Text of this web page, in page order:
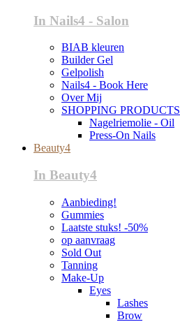
In Nails4 - Salon
BIAB kleuren
Builder Gel
Gelpolish
Nails4 - Book Here
Over Mij
SHOPPING PRODUCTS
Nagelriemolie - Oil
Press-On Nails
Beauty4
In Beauty4
Aanbieding!
Gummies
Laatste stuks! -50%
op aanvraag
Sold Out
Tanning
Make-Up
Eyes
Lashes
Brow